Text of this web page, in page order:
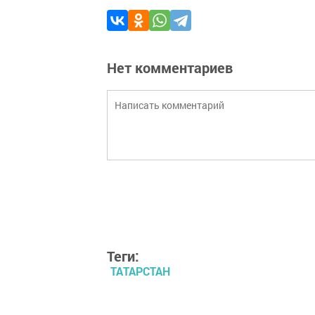
Нет комментариев
Теги:
ТАТАРСТАН